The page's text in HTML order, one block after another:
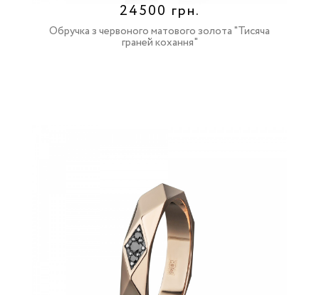
24500 грн.
Обручка з червоного матового золота "Тисяча
граней кохання"